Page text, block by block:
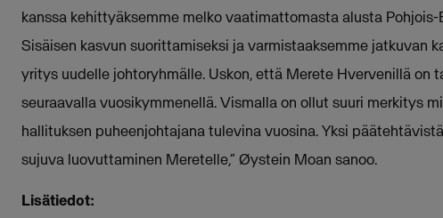
kanssa kehittyäksemme melko vaatimattomasta alusta
Sisäisen kasvun suorittamiseksi ja varmistaaksemme jatkuvan
yritys uudelle johtoryhmälle. Uskon, että Merete Hvervenillä
seuraavalla vuosikymmenellä. Vismalla on ollut suuri merkitys
hallituksen puheenjohtajana tulevina vuosina. Yksi
sujuva luovuttaminen Meretelle,” Øystein Moan sanoo.
Lisätiedot: